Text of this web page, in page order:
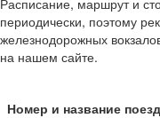
Расписание, маршрут и
периодически, поэтому
железнодорожных
на нашем сайте.
Номер и название